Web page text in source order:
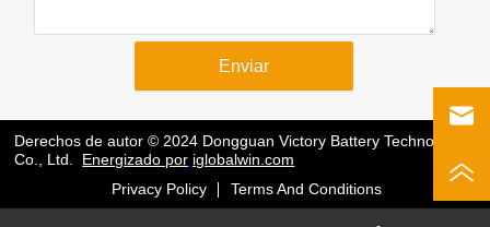
Enviar
Derechos de autor © 2024 Dongguan Victory Battery Technology
Co., Ltd.
Energizado por iglobalwin.com
Privacy Policy
Terms And Conditions